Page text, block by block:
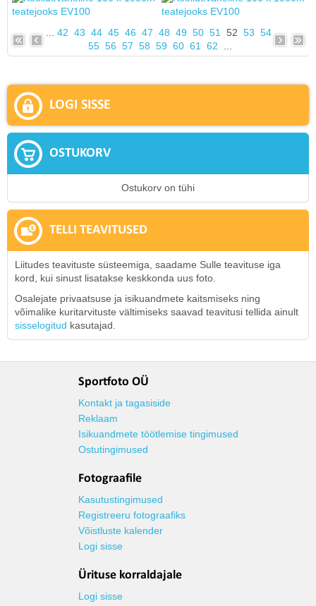
42 43 44 45 46 47 48 49 50 51 52 53 54
55 56 57 58 59 60 61 62
LOGI SISSE
OSTUKORV
Ostukorv on tühi
TELLI TEAVITUSED
Liitudes teavituste süsteemiga, saadame Sulle teavituse iga
kord, kui sinust lisatakse keskkonda uus foto.
Osalejate privaatsuse ja isikuandmete kaitsmiseks ning
võimalike kuritarvituste vältimiseks saavad teavitusi tellida ainult
sisselogitud kasutajad.
Sportfoto OÜ
Kontakt ja tagasiside
Reklaam
Isikuandmete töötlemise tingimused
Ostutingimused
Fotograafile
Kasutustingimused
Registreeru fotograafiks
Võistluste kalender
Logi sisse
Ürituse korraldajale
Logi sisse